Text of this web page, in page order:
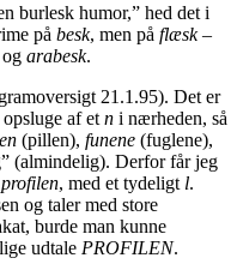
burlesk humor,” hed det i
på besk, men på flæsk–
arabesk.
21.1.95). Det er
opsluge af et n i nærheden, så
(pillen), funene (fuglene),
(almindelig). Derfor får jeg
profilen, med et tydeligt l.
og taler med store
burde man kunne
udtale PROFILEN.